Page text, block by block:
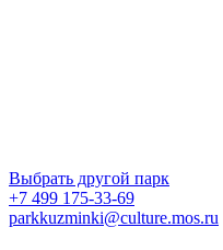
Выбрать другой парк
+7 499 175-33-69
parkkuzminki@culture.mos.ru